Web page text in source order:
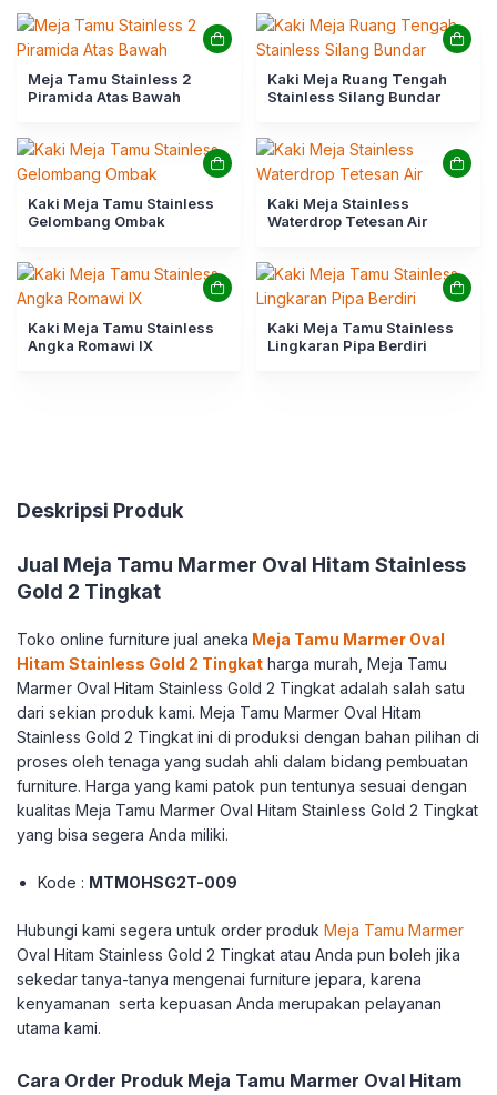
Meja Tamu Stainless 2
Piramida Atas Bawah
Kaki Meja Ruang Tengah
Stainless Silang Bundar
Kaki Meja Tamu Stainless
Gelombang Ombak
Kaki Meja Stainless
Waterdrop Tetesan Air
Kaki Meja Tamu Stainless
Angka Romawi IX
Kaki Meja Tamu Stainless
Lingkaran Pipa Berdiri
Deskripsi Produk
Jual Meja Tamu Marmer Oval Hitam Stainless
Gold 2 Tingkat
Toko online furniture jual aneka Meja Tamu Marmer Oval
Hitam Stainless Gold 2 Tingkat harga murah, Meja Tamu
Marmer Oval Hitam Stainless Gold 2 Tingkat adalah salah satu
dari sekian produk kami. Meja Tamu Marmer Oval Hitam
Stainless Gold 2 Tingkat ini di produksi dengan bahan pilihan di
proses oleh tenaga yang sudah ahli dalam bidang pembuatan
furniture. Harga yang kami patok pun tentunya sesuai dengan
kualitas Meja Tamu Marmer Oval Hitam Stainless Gold 2 Tingkat
yang bisa segera Anda miliki.
Kode : MTMOHSG2T-009
Hubungi kami segera untuk order produk Meja Tamu Marmer
Oval Hitam Stainless Gold 2 Tingkat atau Anda pun boleh jika
sekedar tanya-tanya mengenai furniture jepara, karena
kenyamanan serta kepuasan Anda merupakan pelayanan
utama kami.
Cara Order Produk Meja Tamu Marmer Oval Hitam